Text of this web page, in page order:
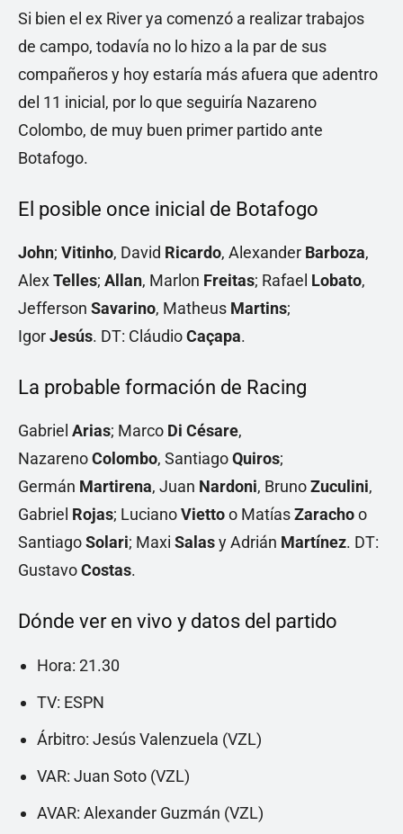
Si bien el ex River ya comenzó a realizar trabajos
de campo, todavía no lo hizo a la par de sus
compañeros y hoy estaría más afuera que adentro
del 11 inicial, por lo que seguiría Nazareno
Colombo, de muy buen primer partido ante
Botafogo.
El posible once inicial de Botafogo
John; Vitinho, David Ricardo, Alexander Barboza,
AlexTelles; Allan, Marlon Freitas; Rafael Lobato,
Jefferson Savarino, Matheus Martins;
IgorJesús. DT: CláudioCaçapa.
La probable formación de Racing
Gabriel Arias; Marco Di Césare,
NazarenoColombo, SantiagoQuiros;
Germán Martirena, Juan Nardoni, BrunoZuculini,
Gabriel Rojas; LucianoViettoo MatíasZarachoo
SantiagoSolari; Maxi Salasy Adrián Martínez. DT:
GustavoCostas.
Dónde ver en vivo y datos del partido
Hora: 21.30
TV: ESPN
Árbitro: Jesús Valenzuela (VZL)
VAR: Juan Soto (VZL)
AVAR: Alexander Guzmán (VZL)